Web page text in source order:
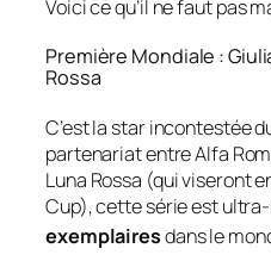
Voici ce qu’il ne faut pas
Première Mondiale :
Rossa
C’est la star incontestée
partenariat entre Alfa
Luna Rossa (qui viseront
Cup), cette série est
exemplairesdans le